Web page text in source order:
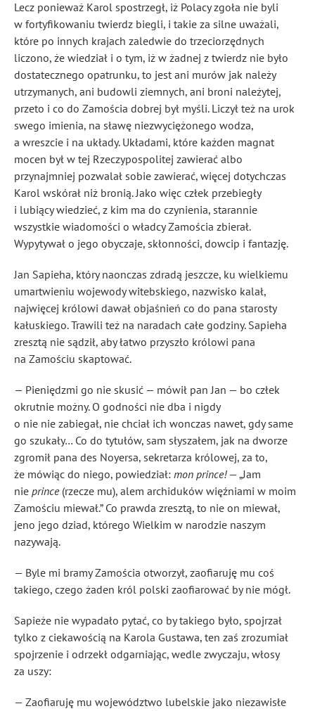
Lecz ponieważ Karol spostrzegł, iż Polacy zgoła nie byli
w fortyfikowaniu twierdz biegli, i takie za silne uważali,
które po innych krajach zaledwie do trzeciorzędnych
liczono, że wiedział i o tym, iż w żadnej z twierdz nie było
dostatecznego opatrunku, to jest ani murów jak należy
utrzymanych, ani budowli ziemnych, ani broni należytej,
przeto i co do Zamościa dobrej był myśli. Liczył też na urok
swego imienia, na sławę niezwyciężonego wodza,
a wreszcie i na układy. Układami, które każden magnat
mocen był w tej Rzeczypospolitej zawierać albo
przynajmniej pozwalał sobie zawierać, więcej dotychczas
Karol wskórał niż bronią. Jako więc człek przebiegły
i lubiący wiedzieć, z kim ma do czynienia, starannie
wszystkie wiadomości o władcy Zamościa zbierał.
Wypytywał o jego obyczaje, skłonności, dowcip i fantazję.
Jan Sapieha, który naonczas zdradą jeszcze, ku wielkiemu
umartwieniu wojewody witebskiego, nazwisko kalał,
najwięcej królowi dawał objaśnień co do pana starosty
kałuskiego. Trawili też na naradach całe godziny. Sapieha
zresztą nie sądził, aby łatwo przyszło królowi pana
na Zamościu skaptować.
— Pieniędzmi go nie skusić — mówił pan Jan — bo człek
okrutnie możny. O godności nie dba i nigdy
o nie nie zabiegał, nie chciał ich wonczas nawet, gdy same
go szukały… Co do tytułów, sam słyszałem, jak na dworze
zgromił pana des Noyersa, sekretarza królowej, za to,
że mówiąc do niego, powiedział: mon prince!— „Jam
nie prince(rzecze mu), alem archiduków więźniami w moim
Zamościu miewał.” Co prawda zresztą, to nie on miewał,
jeno jego dziad, którego Wielkim w narodzie naszym
nazywają.
— Byle mi bramy Zamościa otworzył, zaofiaruję mu coś
takiego, czego żaden król polski zaofiarować by nie mógł.
Sapieże nie wypadało pytać, co by takiego było, spojrzał
tylko z ciekawością na Karola Gustawa, ten zaś zrozumiał
spojrzenie i odrzekł odgarniając, wedle zwyczaju, włosy
za uszy:
— Zaofiaruję mu województwo lubelskie jako niezawisłe